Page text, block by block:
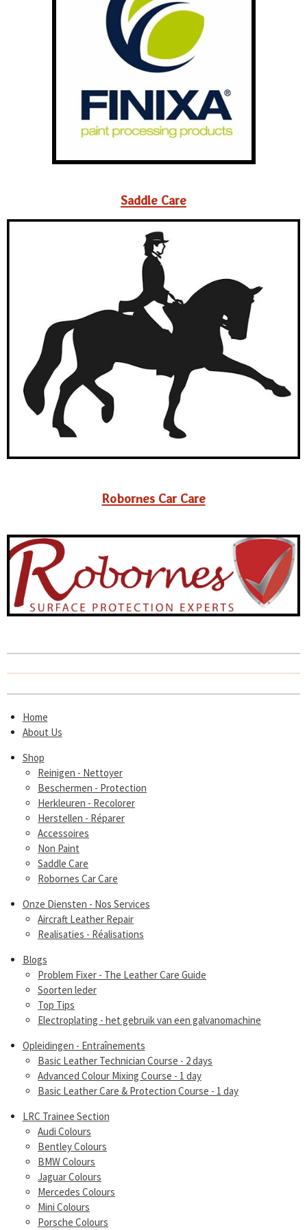
Saddle Care
Robornes Car Care
Home
About Us
Shop
Reinigen - Nettoyer
Beschermen - Protection
Herkleuren - Recolorer
Herstellen - Réparer
Accessoires
Non Paint
Saddle Care
Robornes Car Care
Onze Diensten - Nos Services
Aircraft Leather Repair
Realisaties - Réalisations
Blogs
Problem Fixer - The Leather Care Guide
Soorten leder
Top Tips
Electroplating - het gebruik van een galvanomachine
Opleidingen - Entraînements
Basic Leather Technician Course - 2 days
Advanced Colour Mixing Course - 1 day
Basic Leather Care & Protection Course - 1 day
LRC Trainee Section
Audi Colours
Bentley Colours
BMW Colours
Jaguar Colours
Mercedes Colours
Mini Colours
Porsche Colours